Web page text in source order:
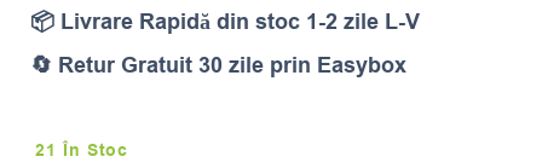
📦 Livrare Rapidă din stoc 1-2 zile L-V
🔄 Retur Gratuit 30 zile prin Easybox
21 În Stoc